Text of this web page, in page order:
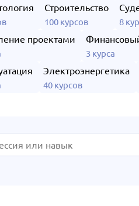
Строительство
100 курсов 8
проектами
3 курса
Электроэнергетика
40 курсов